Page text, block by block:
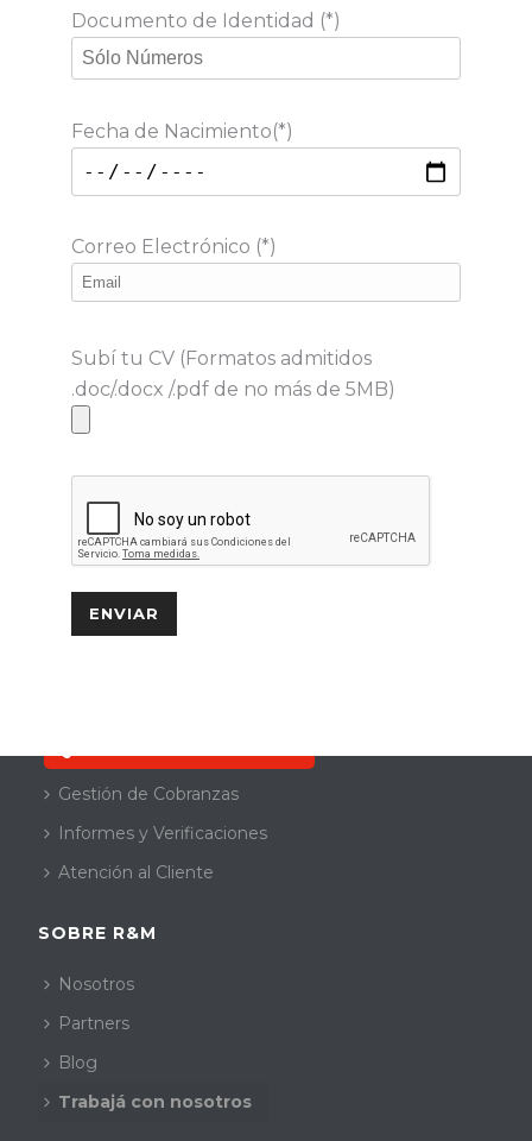
Documento de Identidad (*)
Fecha de Nacimiento(*)
Correo Electrónico (*)
Subí tu CV (Formatos admitidos
.doc/.docx /.pdf de no más de 5MB)
Gestión de Cobranzas
Informes y Verificaciones
Atención al Cliente
SOBRE R&M
Nosotros
Partners
Blog
Trabajá con nosotros